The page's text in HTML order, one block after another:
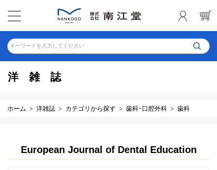
キーワードを入力してください
洋雑誌
ホーム 洋雑誌 カテゴリから探す 歯科･口腔外科 歯科
European Journal of Dental Education